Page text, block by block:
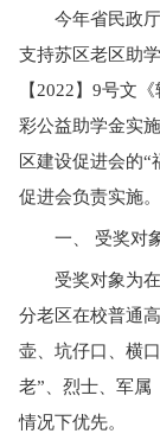
今年省民政
支持苏区老区助
【2022】9号文
彩公益助学金实
区建设促进会的“
促进会负责实施
一、 受奖对
受奖对象为
分老区在校普通
壶、坑仔口、横
老”、烈士、军属
情况下优先。